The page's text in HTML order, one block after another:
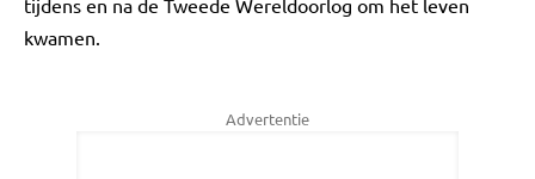
tijdens en na de Tweede Wereldoorlog om het leven
kwamen.
Advertentie